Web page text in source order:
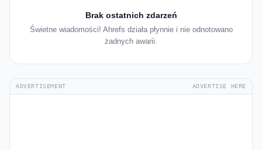
Brak ostatnich zdarzeń
Świetne wiadomości! Ahrefs działa płynnie i nie odnotowano
żadnych awarii.
ADVERTISEMENT ADVERTISE HERE